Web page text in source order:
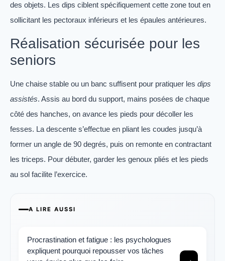
des objets. Les dips ciblent spécifiquement cette zone tout en
sollicitant les pectoraux inférieurs et les épaules antérieures.
Réalisation sécurisée pour les
seniors
Une chaise stable ou un banc suffisent pour pratiquer les dips
assistés. Assis au bord du support, mains posées de chaque
côté des hanches, on avance les pieds pour décoller les
fesses. La descente s’effectue en pliant les coudes jusqu’à
former un angle de 90 degrés, puis on remonte en contractant
les triceps. Pour débuter, garder les genoux pliés et les pieds
au sol facilite l’exercice.
A LIRE AUSSI
Procrastination et fatigue : les psychologues
expliquent pourquoi repousser vos tâches